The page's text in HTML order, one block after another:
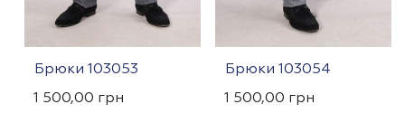
Брюки 103053
1 500,00 грн
Брюки 103054
1 500,00 грн